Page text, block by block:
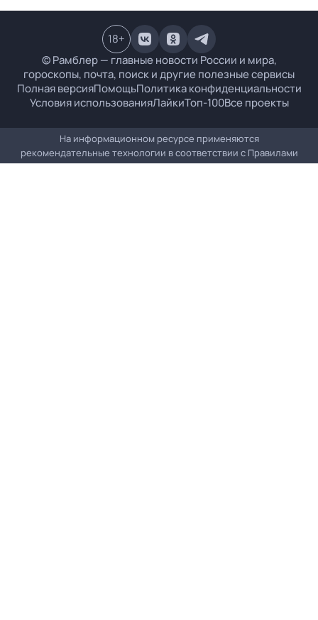
© Рамблер — главные новости России и мира,
гороскопы, почта, поиск и другие полезные сервисы
Полная версияПомощьПолитика конфиденциальности
Условия использованияЛайкиТоп-100Все проекты
18+
На информационном ресурсе применяются
рекомендательные технологии в соответствии с Правилами